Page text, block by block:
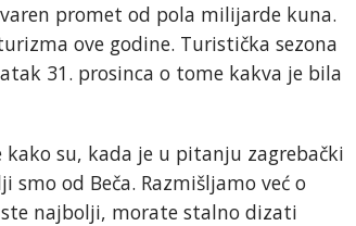
promet od pola milijarde kuna.
ove godine. Turistička sezona
31. prosinca o tome kakva je bila
kako su, kada je u pitanju zagrebački
od Beča. Razmišljamo već o
najbolji, morate stalno dizati